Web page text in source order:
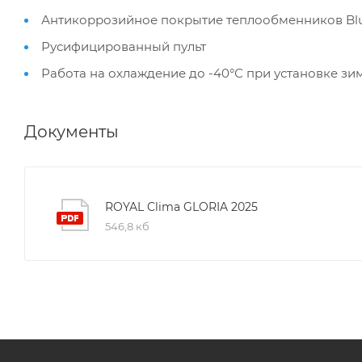
Антикоррозийное покрытие теплообменников
Русифицированный пульт
Работа на охлаждение до -40°С при установке
Документы
ROYAL Clima GLORIA 2025
546,8 кб